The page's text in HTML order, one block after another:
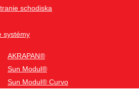
schodiska
systémy
AKRAPAN®
Sun Modul®
Sun Modul® Curvo